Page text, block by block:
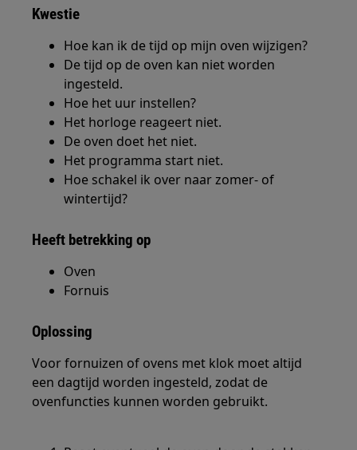
Kwestie
Hoe kan ik de tijd op mijn oven wijzigen?
De tijd op de oven kan niet worden
ingesteld.
Hoe het uur instellen?
Het horloge reageert niet.
De oven doet het niet.
Het programma start niet.
Hoe schakel ik over naar zomer- of
wintertijd?
Heeft betrekking op
Oven
Fornuis
Oplossing
Voor fornuizen of ovens met klok moet altijd
een dagtijd worden ingesteld, zodat de
ovenfuncties kunnen worden gebruikt.